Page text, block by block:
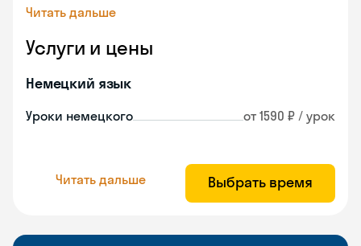
Читать дальше
Услуги и цены
Немецкий язык
Уроки немецкого от 1590 ₽ / урок
Читать дальше Выбрать время